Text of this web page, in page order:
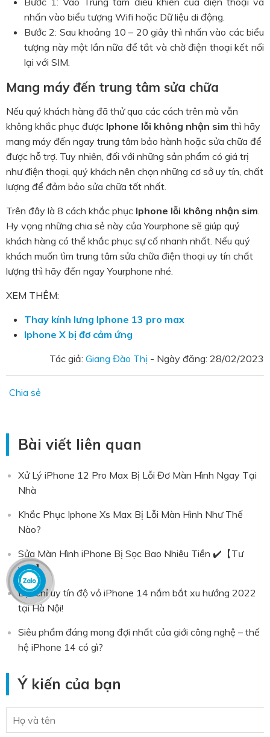
nhấn vào biểu tượng Wifi hoặc Dữ liệu di động.
Bước 2: Sau khoảng 10 – 20 giây thì nhấn vào các biểu
tượng này một lần nữa để tắt và chờ điện thoại kết nối
lại với SIM.
Mang máy đến trung tâm sửa chữa
Nếu quý khách hàng đã thử qua các cách trên mà vẫn
không khắc phục được Iphone lỗi không nhận sim thì hãy
mang máy đến ngay trung tâm bảo hành hoặc sửa chữa để
được hỗ trợ. Tuy nhiên, đối với những sản phẩm có giá trị
như điện thoại, quý khách nên chọn những cơ sở uy tín, chất
lượng để đảm bảo sửa chữa tốt nhất.
Trên đây là 8 cách khắc phục Iphone lỗi không nhận sim
Hy vọng những chia sẻ này của Yourphone sẽ giúp quý
khách hàng có thể khắc phục sự cố nhanh nhất. Nếu quý
khách muốn tìm trung tâm sửa chữa điện thoại uy tín chất
lượng thì hãy đến ngay Yourphone nhé.
XEM THÊM:
Thay kính lưng Iphone 13 pro max
Iphone X bị đơ cảm ứng
Tác giả: Giang Đào Thị - Ngày đăng: 28/02/2023
Chia sẻ
Bài viết liên quan
Xử Lý iPhone 12 Pro Max Bị Lỗi Đơ Màn Hình Ngay Tại
Nhà
Khắc Phục Iphone Xs Max Bị Lỗi Màn Hình Như Thế
Nào?
Sửa Màn Hình iPhone Bị Sọc Bao Nhiêu Tiền ✔️【Tư
vấn】
Địa chỉ uy tín độ vỏ iPhone 14 nắm bắt xu hướng 2022
tại Hà Nội!
Siêu phẩm đáng mong đợi nhất của giới công nghệ – thế
hệ iPhone 14 có gì?
Ý kiến của bạn